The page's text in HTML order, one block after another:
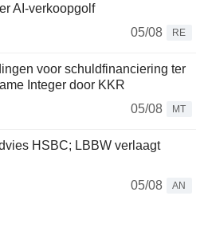
AI-verkoopgolf
05/08
RE
voor schuldfinanciering ter
Integer door KKR
05/08
MT
HSBC; LBBW verlaagt
05/08
AN